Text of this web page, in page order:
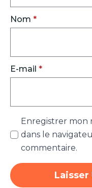
Nom *
E-mail *
Enregistrer mon
dans le
commentaire.